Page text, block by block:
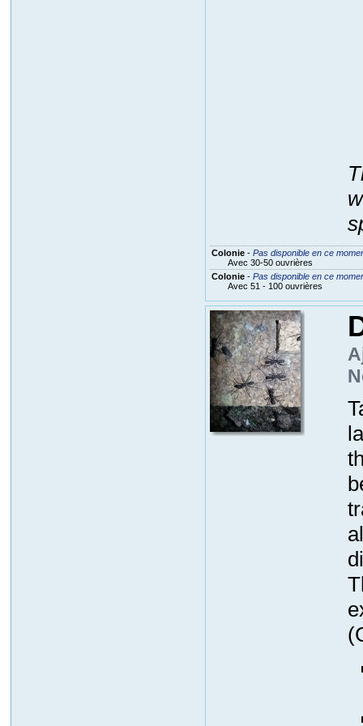
Colonie- Pas disponible en ce
Avec 30-50 ouvrières
Colonie- Pas disponible en ce
Avec 51 - 100 ouvrières